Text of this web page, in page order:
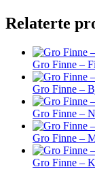
Relaterte
Gro Finne –
Gro Finne –
Gro Finne –
Gro Finne –
Gro Finne –